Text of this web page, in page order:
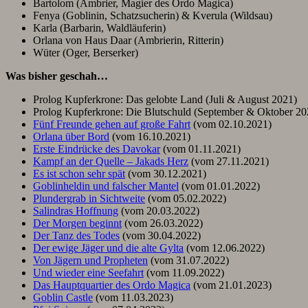
Bartolom (Ambrier, Magier des Ordo Magica)
Fenya (Goblinin, Schatzsucherin) & Kverula (Wildsau)
Karla (Barbarin, Waldläuferin)
Orlana von Haus Daar (Ambrierin, Ritterin)
Wüter (Oger, Berserker)
Was bisher geschah…
Prolog Kupferkrone: Das gelobte Land (Juli & August 2021)
Prolog Kupferkrone: Die Blutschuld (September & Oktober
Fünf Freunde gehen auf große Fahrt (vom 02.10.2021)
Orlana über Bord (vom 16.10.2021)
Erste Eindrücke des Davokar(vom 01.11.2021)
Kampf an der Quelle – Jakads Herz (vom 27.11.2021)
Es ist schon sehr spät (vom 30.12.2021)
Goblinheldin und falscher Mantel (vom 01.01.2022)
Plundergrab in Sichtweite (vom 05.02.2022)
Salindras Hoffnung (vom 20.03.2022)
Der Morgen beginnt (vom 26.03.2022)
Der Tanz des Todes (vom 30.04.2022)
Der ewige Jäger und die alte Gylta (vom 12.06.2022)
Von Jägern und Propheten (vom 31.07.2022)
Und wieder eine Seefahrt (vom 11.09.2022)
Das Hauptquartier des Ordo Magica (vom 21.01.2023)
Goblin Castle (vom 11.03.2023)